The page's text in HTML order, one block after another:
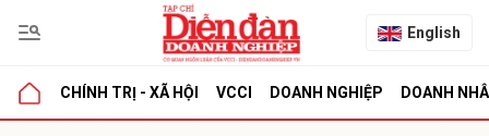
English
CHÍNH TRỊ - XÃ HỘI VCCI DOANH NGHIỆP DOANH
luận